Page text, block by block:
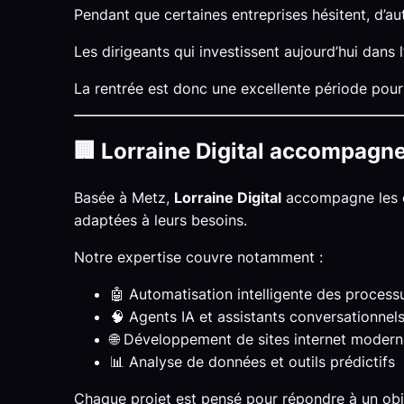
Pendant que certaines entreprises hésitent,
Les dirigeants qui investissent aujourd’hui
La rentrée est donc une excellente période
🏢 Lorraine Digital
Basée à Metz, Lorraine Digital accompagne
adaptées à leurs besoins.
Notre expertise couvre notamment :
🤖 Automatisation intelligente des
🧠 Agents IA et assistants conversationnels
🌐 Développement de sites internet
📊 Analyse de données et outils prédictifs
Chaque projet est pensé pour répondre à un